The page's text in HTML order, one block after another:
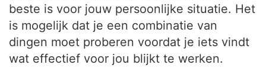
beste is voor jouw persoonlijke situatie. Het
is mogelijk dat je een combinatie van
dingen moet proberen voordat je iets vindt
wat effectief voor jou blijkt te werken.